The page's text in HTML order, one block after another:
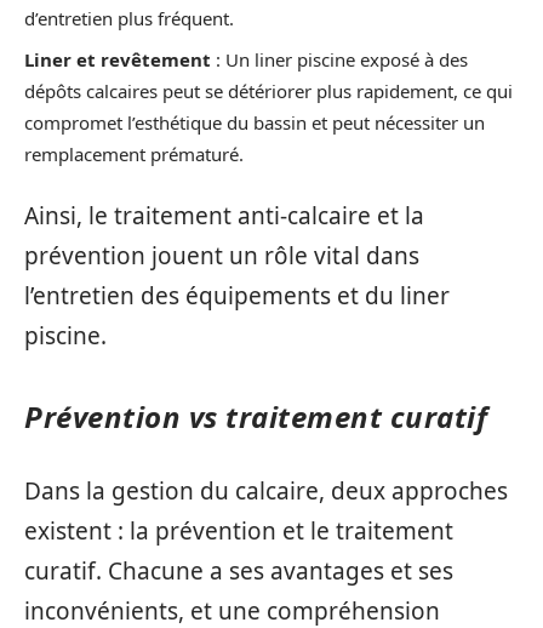
d’entretien plus fréquent.
Liner et revêtement : Un liner piscine exposé à des
dépôts calcaires peut se détériorer plus rapidement, ce qui
compromet l’esthétique du bassin et peut nécessiter un
remplacement prématuré.
Ainsi, le traitement anti-calcaire et la
prévention jouent un rôle vital dans
l’entretien des équipements et du liner
piscine.
Prévention vs traitement curatif
Dans la gestion du calcaire, deux approches
existent : la prévention et le traitement
curatif. Chacune a ses avantages et ses
inconvénients, et une compréhension